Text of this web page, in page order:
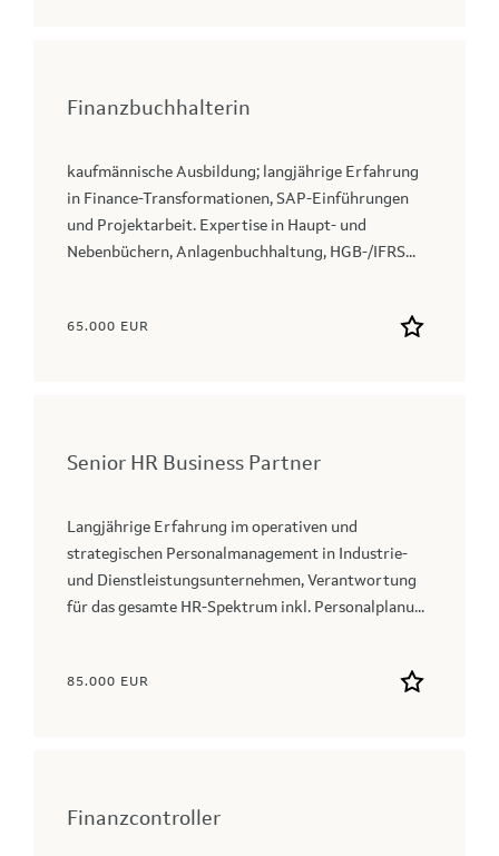
Finanzbuchhalterin
kaufmännische Ausbildung; langjährige Erfahrung
in Finance-Transformationen, SAP-Einführungen
und Projektarbeit. Expertise in Haupt- und
Nebenbüchern, Anlagenbuchhaltung, HGB-/IFRS...
65.000 EUR
Senior HR Business Partner
Langjährige Erfahrung im operativen und
strategischen Personalmanagement in Industrie-
und Dienstleistungsunternehmen, Verantwortung
für das gesamte HR-Spektrum inkl. Personalplanu...
85.000 EUR
Finanzcontroller